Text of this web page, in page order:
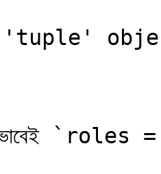
'tuple'
`roles =